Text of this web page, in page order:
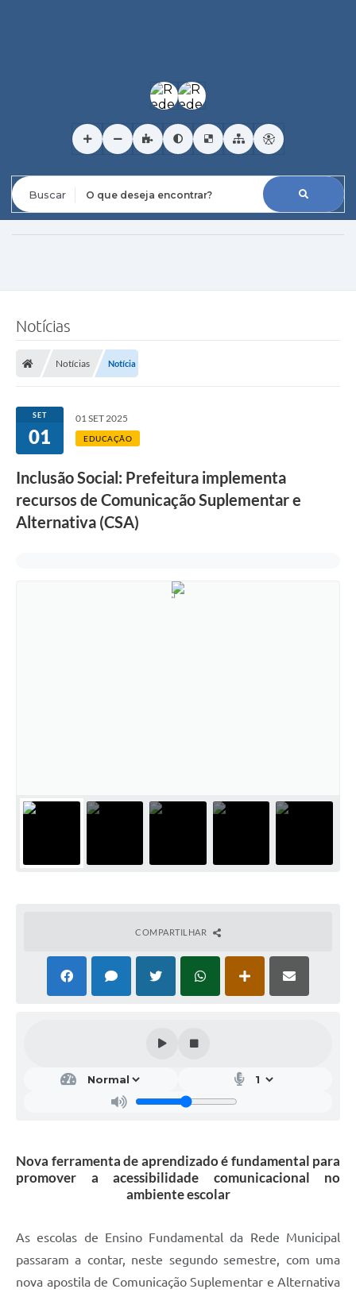
Notícias
Notícias Notícia
SET
01
01 SET 2025
EDUCAÇÃO
Inclusão Social: Prefeitura implementa
recursos de Comunicação Suplementar e
Alternativa (CSA)
COMPARTILHAR
Nova ferramenta de aprendizado é fundamental para
promover a acessibilidade comunicacional no
ambiente escolar
As escolas de Ensino Fundamental da Rede Municipal
passaram a contar, neste segundo semestre, com uma
nova apostila de Comunicação Suplementar e Alternativa